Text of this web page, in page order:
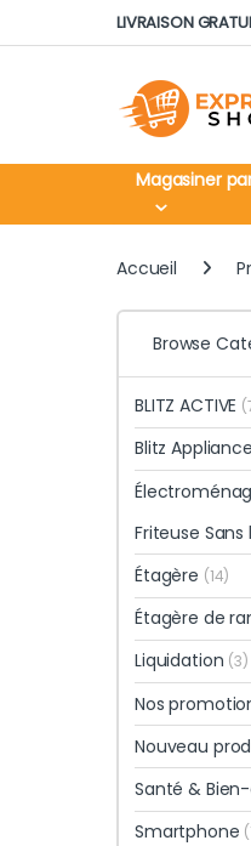
Skip to navigation
Skip to contentLIVRAISON
Magasiner
Accueil
Browse
BLITZ ACTIVE
Blitz
Friteuse Sans
Étagère (14)
Étagère de
Liquidation (3)
Nos
Nouveau
Santé &
Smartphone